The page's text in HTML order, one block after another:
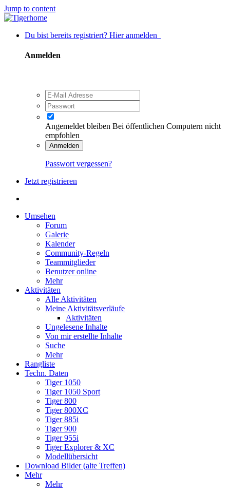
Jump to content
Du bist bereits registriert? Hier anmelden
Anmelden
Angemeldet bleiben Bei öffentlichen Computern nicht
empfohlen
Anmelden
Passwort vergessen?
Jetzt registrieren
Umsehen
Forum
Galerie
Kalender
Community-Regeln
Teammitglieder
Benutzer online
Mehr
Aktivitäten
Alle Aktivitäten
Meine Aktivitätsverläufe
Aktivitäten
Ungelesene Inhalte
Von mir erstellte Inhalte
Suche
Mehr
Rangliste
Techn. Daten
Tiger 1050
Tiger 1050 Sport
Tiger 800
Tiger 800XC
Tiger 885i
Tiger 900
Tiger 955i
Tiger Explorer & XC
Modellübersicht
Download Bilder (alte Treffen)
Mehr
Mehr